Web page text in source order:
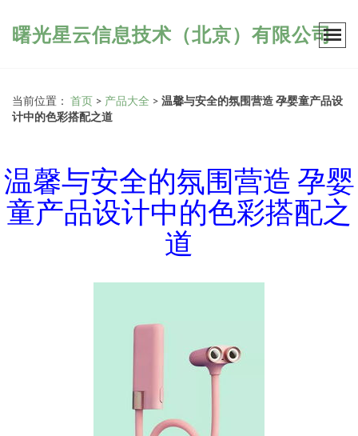
曙光星云信息技术（北京）有限公司
当前位置： 首页 > 产品大全 > 温馨与安全的氛围营造 孕婴童产品设
计中的色彩搭配之道
温馨与安全的氛围营造 孕婴
童产品设计中的色彩搭配之
道